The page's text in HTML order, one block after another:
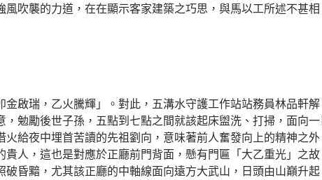
吹襲的力道，在在顯示客家建築之巧思，與馬以工所述不甚相
啟瑞，乙火騰輝」。對此，五溝水守護工作站站務員林品軒解
勉勵後世子孫，五點到七點之間就該起床盥洗、打掃，面向一
給夜中埋首苦讀的先祖劉向，意味著前人奮發向上的精神之外
人，這也是對應於正廳前門背面，懸有門匾「大乙重光」之故
昏黯，尤其該正廳的中軸線面向遠方大武山，日頭由山巔升起